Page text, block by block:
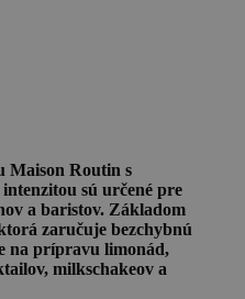
Maison Routin s
sú určené pre
a baristov. Základom
zaručuje bezchybnú
na prípravu limonád,
milkschakeov a